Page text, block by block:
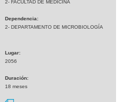
2- FACULTAD DE MEDICINA
Dependencia:
2- DEPARTAMENTO DE MICROBIOLOGÍA
Lugar:
2056
Duración:
18 meses